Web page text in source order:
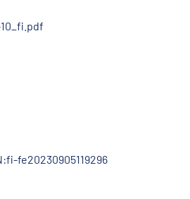
fe20230905119296